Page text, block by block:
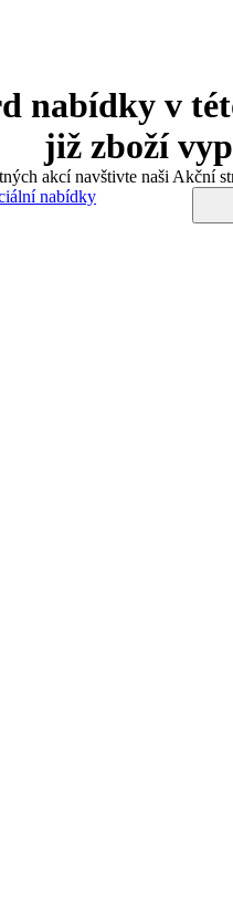
nabídky v
již zboží
akcí navštivte naši Akční
nabídky